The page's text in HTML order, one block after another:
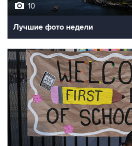
Лучшие фото недели